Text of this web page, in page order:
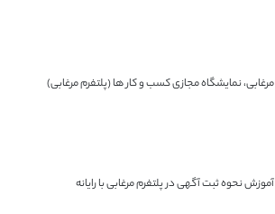
مرغابی، نمایشگاه مجازی کسب و کار ها (پلتفرم مرغابی)
آموزش نحوه ثبت آگهی در پلتفرم مرغابی با رایانه